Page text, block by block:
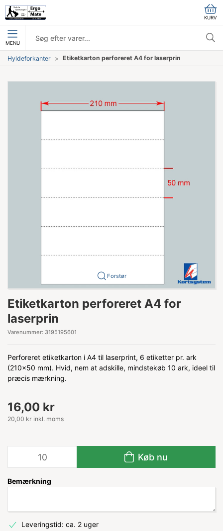
KURV
MENU
Hyldeforkanter Etiketkarton perforeret A4 for laserprin
Forstør
Etiketkarton perforeret A4 for
laserprin
Varenummer: 3195195601
Perforeret etiketkarton i A4 til laserprint, 6 etiketter pr. ark
(210x50 mm). Hvid, nem at adskille, mindstekøb 10 ark, ideel til
præcis mærkning.
16,00 kr
20,00 kr inkl. moms
Køb nu
Bemærkning
Leveringstid: ca. 2 uger